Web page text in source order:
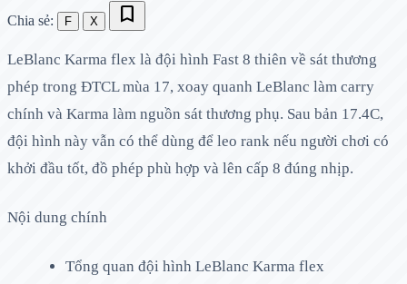
Chia sẻ:
F X bookmark
LeBlanc Karma flex là đội hình Fast 8 thiên về sát thương
phép trong ĐTCL mùa 17, xoay quanh LeBlanc làm carry
chính và Karma làm nguồn sát thương phụ. Sau bản 17.4C,
đội hình này vẫn có thể dùng để leo rank nếu người chơi có
khởi đầu tốt, đồ phép phù hợp và lên cấp 8 đúng nhịp.
Nội dung chính
Tổng quan đội hình LeBlanc Karma flex